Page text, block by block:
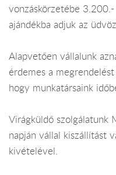
vonzáskörzetébe
ajándékba adjuk az
Alapvetően vállalunk
érdemes a
hogy munkatársaink
Virágküldő szolgálatunk
napján vállal kiszállítást
kivételével.